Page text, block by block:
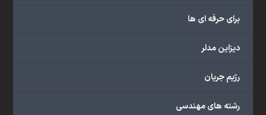
برای حرفه ای ها
دیزاین مدلر
رژیم جریان
رشته های مهندسی
گسترده‌ای
با
دانشگاهی،
صنعتی